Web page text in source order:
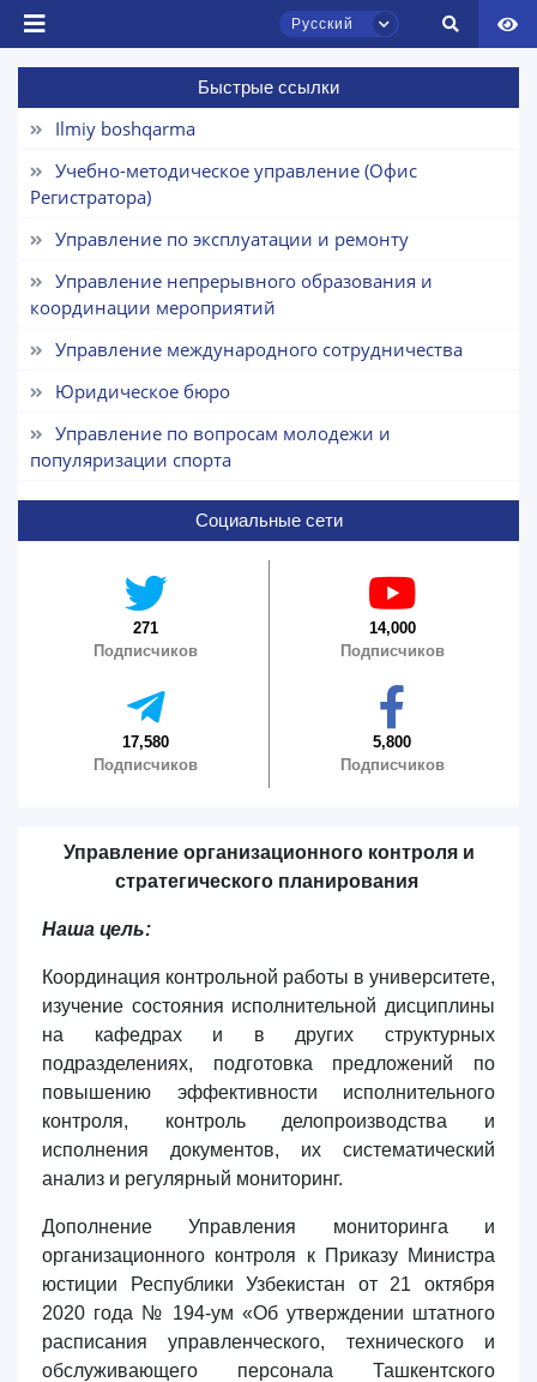
Русский
Быстрые ссылки
Ilmiy boshqarma
Учебно-методическое управление (Офис
Регистратора)
Управление по эксплуатации и ремонту
Управление непрерывного образования и
координации мероприятий
Управление международного сотрудничества
Юридическое бюро
Управление по вопросам молодежи и
популяризации спорта
Социальные сети
271
Подписчиков
14,000
Подписчиков
17,580
Подписчиков
5,800
Подписчиков
Управление организационного контроля и
стратегического планирования
Наша цель:
Координация контрольной работы в университете,
изучение состояния исполнительной дисциплины
на кафедрах и в других структурных
подразделениях, подготовка предложений по
повышению эффективности исполнительного
контроля, контроль делопроизводства и
исполнения документов, их систематический
анализ и регулярный мониторинг.
Дополнение Управления мониторинга и
организационного контроля к Приказу Министра
юстиции Республики Узбекистан от 21 октября
2020 года № 194-ум «Об утверждении штатного
расписания управленческого, технического и
обслуживающего персонала Ташкентского
Чат приёмной комиссии ТГЮУ
приёмной комиссии ТГЮУ.
Оставляйте здесь свои обращения по
вопросам приёма.
Выберите тему — затем появятся
конкретные вопросы:
1. Документы (бакалавр) (5)
3. Собеседование (бакалавр) (8)
4. Собеседование (магистр) (5) 5. Стоимость обучения (2)
✉️ Написать администратору